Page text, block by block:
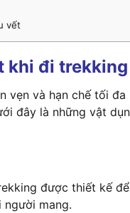
vết
khi đi trekking
và hạn chế tối
đây là những vật
được thiết kế
mang.